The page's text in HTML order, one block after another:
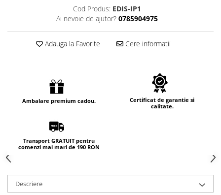
Cod Produs: EDIS-IP1
Ai nevoie de ajutor? 0785904975
Adauga la Favorite Cere informatii
Ambalare premium cadou.
Certificat de garantie si
calitate.
Transport GRATUIT pentru
comenzi mai mari de 190 RON
Descriere